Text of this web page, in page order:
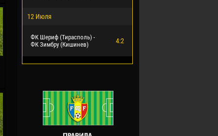
12 Июля
ФК Шериф (Тирасполь) -
ФК Зимбру (Кишинев)
4:2